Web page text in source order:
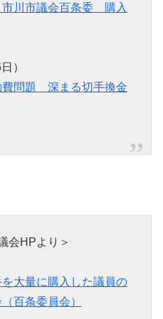
川市議会百条委 購入
）
費問題 深まる切手換金
会HPより＞
大量に購入した議員の
百条委員会）